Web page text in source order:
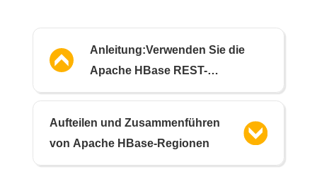
Anleitung:Verwenden Sie die
Apache HBase REST-
Schnittstelle, Teil 1
Aufteilen und Zusammenführen
von Apache HBase-Regionen